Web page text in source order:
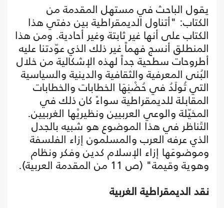
يقول الباحث في مستهل المقدمة من
الكتاب: "أتناول الديمقراطية بين دفتي هذا
الكتاب على أنها غير ثابتة وغير أحادية. ومن هذا
المنطلق أنسج فهماً غير ذلك الذي عوّدتنا عليه
أطروحات سطحية جداً لهذه الإشكالية من خلال
البُنى المعرفية والثقافية والدينية والسياسية
التي تُولَدُ في حُضْنِهَا الخطابات والخطابات
المقابلة للديمقراطية سواءً كان ذلك في
المخيّلة والوعي العربيين ونظيريْها الغربيين.
التَناظر في هذا الموضوع هو شبيه بالجدل
الذي عرفه العرب والمسلمون إزاء الفلسفة
وموضوعَها إزاء الإسلام كدين وفكر ونظام
وهوية وقيمة" (ص 11 من المقدمة العربية).
نقد الديمقراطية الغربية